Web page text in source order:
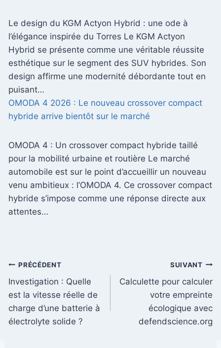
Le design du KGM Actyon Hybrid : une ode à
l’élégance inspirée du Torres Le KGM Actyon
Hybrid se présente comme une véritable réussite
esthétique sur le segment des SUV hybrides. Son
design affirme une modernité débordante tout en
puisant…
OMODA 4 2026 : Le nouveau crossover compact
hybride arrive bientôt sur le marché
OMODA 4 : Un crossover compact hybride taillé
pour la mobilité urbaine et routière Le marché
automobile est sur le point d’accueillir un nouveau
venu ambitieux : l’OMODA 4. Ce crossover compact
hybride s’impose comme une réponse directe aux
attentes…
Navigation
de
l’article
PRÉCÉDENT
Investigation : Quelle
est la vitesse réelle de
charge d’une batterie à
électrolyte solide ?
SUIVANT
Calculette pour calculer
votre empreinte
écologique avec
defendscience.org